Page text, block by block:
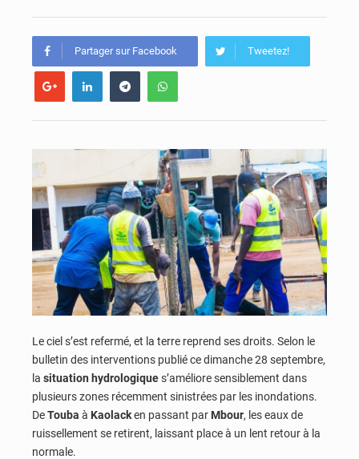
Partager sur Facebook Tweetez!
Le ciel s’est refermé, et la terre reprend ses droits. Selon le
bulletin des interventions publié ce dimanche 28 septembre,
la situation hydrologiques’améliore sensiblement dans
plusieurs zones récemment sinistrées par les inondations.
DeTouba à Kaolacken passant par Mbour, les eaux de
ruissellement se retirent, laissant place à un lent retour à la
normale.